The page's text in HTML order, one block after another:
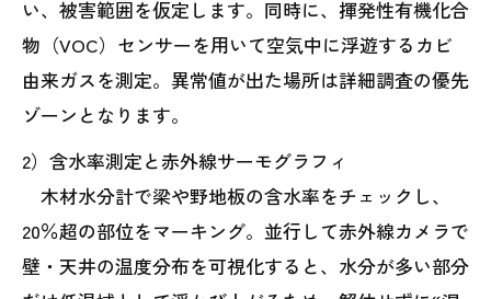
い、被害範囲を仮定します。同時に、揮発性有機化合
物（VOC）センサーを用いて空気中に浮遊するカビ
由来ガスを測定。異常値が出た場所は詳細調査の優先
ゾーンとなります。
2）含水率測定と赤外線サーモグラフィ
木材水分計で梁や野地板の含水率をチェックし、
20％超の部位をマーキング。並行して赤外線カメラで
壁・天井の温度分布を可視化すると、水分が多い部分